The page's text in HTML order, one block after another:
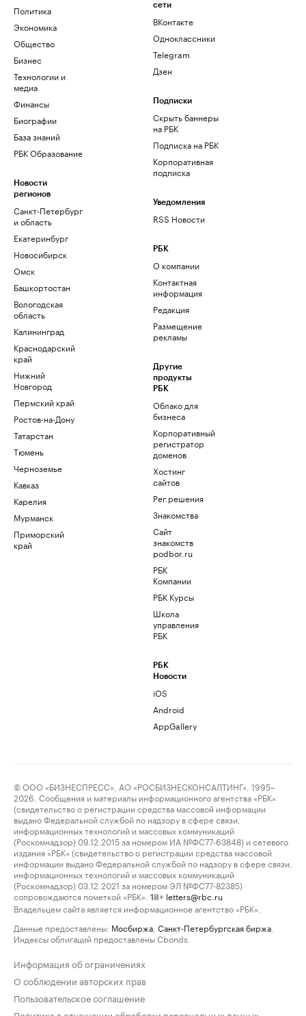
Политика
Экономика
Общество
Бизнес
Технологии и
медиа
Финансы
Биографии
База знаний
РБК Образование
Новости
регионов
Санкт-Петербург
и область
Екатеринбург
Новосибирск
Омск
Башкортостан
Вологодская
область
Калининград
Краснодарский
край
Нижний
Новгород
Пермский край
Ростов-на-Дону
Татарстан
Тюмень
Черноземье
Кавказ
Карелия
Мурманск
Приморский
край
сети
ВКонтакте
Одноклассники
Telegram
Дзен
Подписки
Скрыть баннеры
на РБК
Подписка на РБК
Корпоративная
подписка
Уведомления
RSS Новости
РБК
О компании
Контактная
информация
Редакция
Размещение
рекламы
Другие
продукты
РБК
Облако для
бизнеса
Корпоративный
регистратор
доменов
Хостинг
сайтов
Рег.решения
Знакомства
Сайт
знакомств
podbor.ru
РБК
Компании
РБК Курсы
Школа
управления
РБК
РБК
Новости
iOS
Android
AppGallery
© ООО «БИЗНЕСПРЕСС», АО «РОСБИЗНЕСКОНСАЛТИНГ», 1995–
2026. Сообщения и материалы информационного агентства «РБК»
(свидетельство о регистрации средства массовой информации
выдано Федеральной службой по надзору в сфере связи,
информационных технологий и массовых коммуникаций
(Роскомнадзор) 09.12.2015 за номером ИА №ФС77-63848) и сетевого
издания «РБК» (свидетельство о регистрации средства массовой
информации выдано Федеральной службой по надзору в сфере связи,
информационных технологий и массовых коммуникаций
(Роскомнадзор) 03.12.2021 за номером ЭЛ №ФС77-82385)
сопровождаются пометкой «РБК».
18+ letters@rbc.ru
Владельцем сайта является информационное агентство «РБК».
Данные предоставлены: Мосбиржа Санкт-Петербургская биржа
Индексы облигаций предоставлены Cbonds.
Информация об ограничениях
О соблюдении авторских прав
Пользовательское соглашение